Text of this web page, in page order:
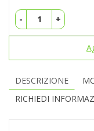
- +
DESCRIZIONE
RICHIEDI